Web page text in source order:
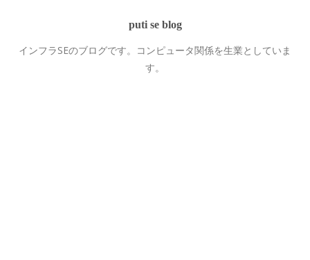
puti se blog
インフラSEのブログです。コンピュータ関係を生業としていま
す。